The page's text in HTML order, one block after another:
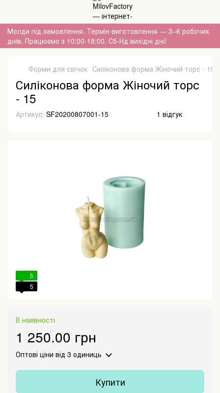
Молди під замовлення. Термін виготовлення — 3–6 робочих
днів. Працюємо з 10:00-18:00. Сб-Нд вихідні дні!
Форми для свічок Силіконова форма Жіночий торс - 15
Силіконова форма Жіночий торс
- 15
Артикул: SF20200807001-15 1 відгук
5
5
В наявності
1 250.00 грн
Оптові ціни від 3 одиниць
Купити